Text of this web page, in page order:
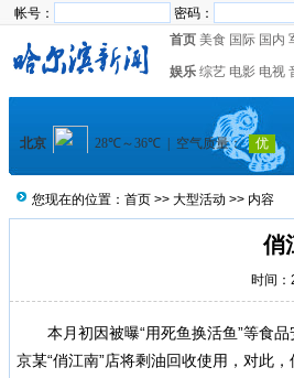
帐号： 密码：
首页 美食 国际 国内
娱乐 综艺 电影 电视
您现在的位置： 首页 >> 大型活动 >> 内容
俏
时间：
本月初因被曝“用死鱼换活鱼”等食品
京某“俏江南”店将剩油回收使用，对此